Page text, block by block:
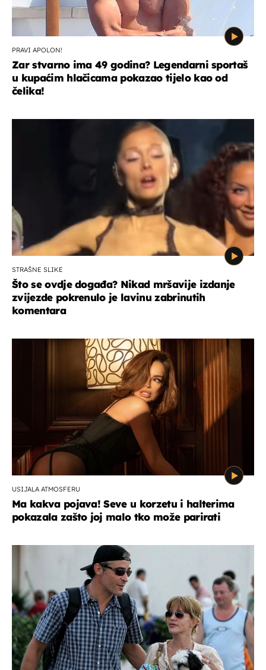
PRAVI APOLON!
Zar stvarno ima 49 godina? Legendarni sportaš
u kupaćim hlačicama pokazao tijelo kao od
čelika!
STRAŠNE SLIKE
Što se ovdje događa? Nikad mršavije izdanje
zvijezde pokrenulo je lavinu zabrinutih
komentara
USIJALA ATMOSFERU
Ma kakva pojava! Seve u korzetu i halterima
pokazala zašto joj malo tko može parirati